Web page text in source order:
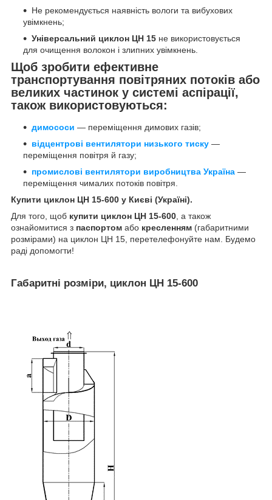
Не рекомендується наявність вологи та вибухових
увімкнень;
Універсальний циклон ЦН 15 не використовується
для очищення волокон і злипних увімкнень.
Щоб зробити ефективне
транспортування повітряних потоків або
великих частинок у системі аспірації,
також використовуються:
димососи — переміщення димових газів;
відцентрові вентилятори низького тиску —
переміщення повітря й газу;
промислові вентилятори виробництва Україна —
переміщення чималих потоків повітря.
Купити циклон ЦН 15-600 у Києві (Україні).
Для того, щоб купити циклон ЦН 15-600 , а також
ознайомитися з паспортом або кресленням (габаритними
розмірами) на циклон ЦН 15, перетелефонуйте нам. Будемо
раді допомогти!
Габаритні розміри, циклон ЦН 15-600